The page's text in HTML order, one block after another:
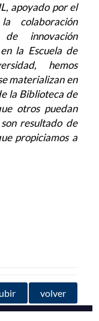
apoyado por el
colaboración
innovación
la Escuela de
hemos
materializan en
la Biblioteca de
otros puedan
resultado de
propiciamos a
volver